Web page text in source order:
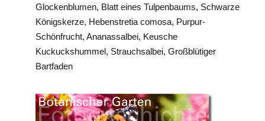
Glockenblumen, Blatt eines Tulpenbaums, Schwarze
Königskerze, Hebenstretia comosa, Purpur-
Schönfrucht, Ananassalbei, Keusche
Kuckuckshummel, Strauchsalbei, Großblütiger
Bartfaden